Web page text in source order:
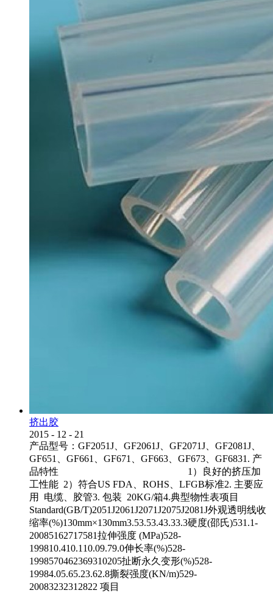
挤出胶
2015 - 12 - 21
产品型号：GF2051J、GF2061J、GF2071J、GF2081J、
GF651、GF661、GF671、GF663、GF673、GF6831. 产
品特性 1）良好的挤压加
工性能 2）符合US FDA、ROHS、LFGB标准2. 主要应
用 电缆、胶管3. 包装 20KG/箱4.典型物性表项目
Standard(GB/T)2051J2061J2071J2075J2081J外观透明线收
缩率(%)130mm×130mm3.53.53.43.33.3硬度(邵氏)531.1-
20085162717581拉伸强度 (MPa)528-
199810.410.110.09.79.0伸长率(%)528-
1998570462369310205扯断永久变形(%)528-
19984.05.65.23.62.8撕裂强度(KN/m)529-
20083232312822 项目